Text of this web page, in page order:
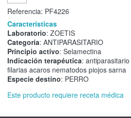
Referencia: PF4226
Características
Laboratorio: ZOETIS
Categoría: ANTIPARASITARIO
Principio activo: Selamectina
Indicación terapéutica:
filarias acaros nematodos piojos sarna
Especie destino: PERRO
Este producto requiere receta médica